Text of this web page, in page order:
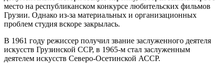
место на республиканском конкурсе любительских фильмов
Грузии. Однако из-за материальных и организационных
проблем студия вскоре закрылась.
В 1961 году режиссер получил звание заслуженного деятеля
искусств Грузинской ССР, в 1965-м стал заслуженным
деятелем искусств Северо-Осетинской АССР.